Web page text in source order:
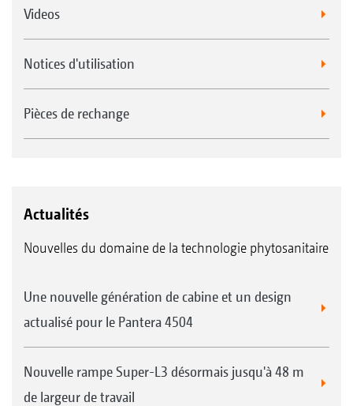
Videos
Notices d'utilisation
Pièces de rechange
Actualités
Nouvelles du domaine de la technologie phytosanitaire
Une nouvelle génération de cabine et un design
actualisé pour le Pantera 4504
Nouvelle rampe Super-L3 désormais jusqu'à 48 m
de largeur de travail